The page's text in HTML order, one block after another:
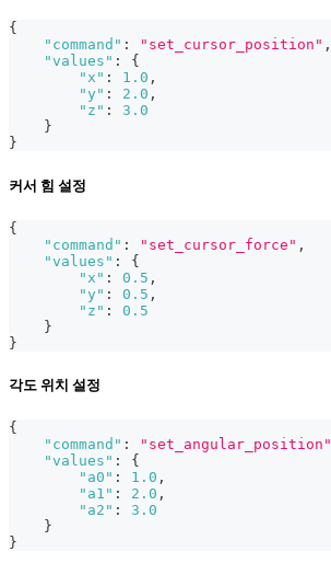
{
"command" : "set_cursor_position" ,
"values" :
{
"x" : 1.0 ,
"y" : 2.0 ,
"z" :
3.0
}
}
커서 힘 설정
{
"command" : "set_cursor_force" ,
"values" :
{
"x" : 0.5 ,
"y" : 0.5 ,
"z" :
0.5
}
}
각도 위치 설정
{
"command" : "set_angular_position"
"values" :
{
"a0" : 1.0 ,
"a1" : 2.0 ,
"a2" :
3.0
}
}